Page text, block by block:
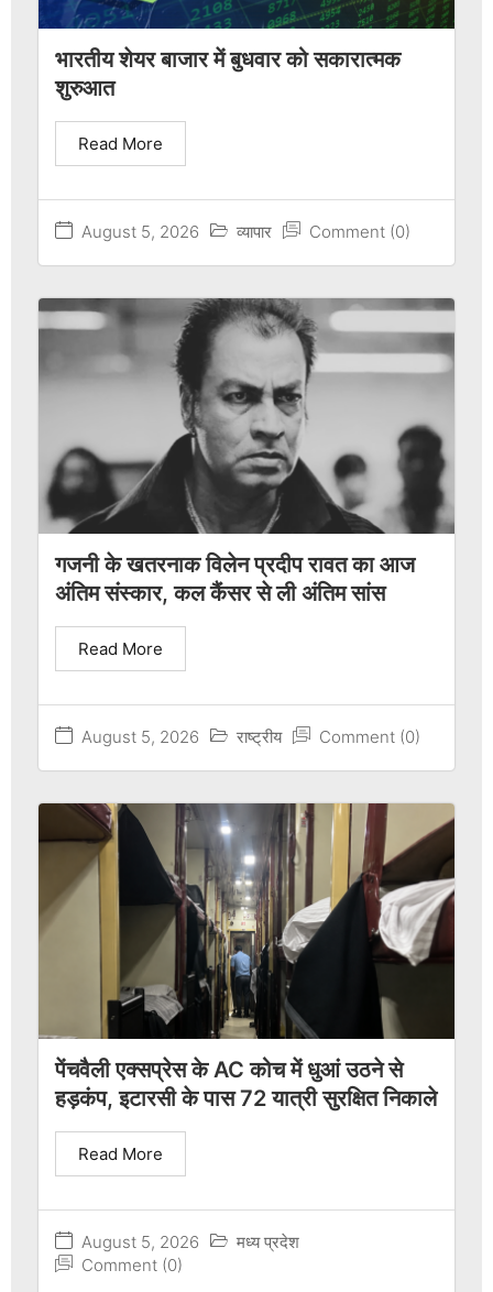
भारतीय शेयर बाजार में बुधवार को सकारात्मक
शुरुआत
August 5, 2026 व्यापार Comment (0)
Read More
गजनी के खतरनाक विलेन प्रदीप रावत का आज
अंतिम संस्कार, कल कैंसर से ली अंतिम सांस
August 5, 2026 राष्ट्रीय Comment (0)
Read More
पेंचवैली एक्सप्रेस के AC कोच में धुआं उठने से
हड़कंप, इटारसी के पास 72 यात्री सुरक्षित निकाले
August 5, 2026
मध्य प्रदेश
Comment (0)
Read More